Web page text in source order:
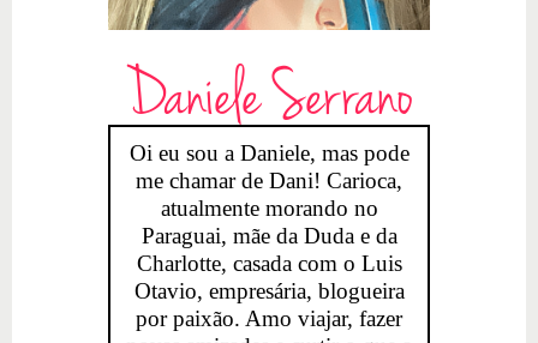
Daniele Serrano
Oi eu sou a Daniele, mas pode
me chamar de Dani! Carioca,
atualmente morando no
Paraguai, mãe da Duda e da
Charlotte, casada com o Luis
Otavio, empresária, blogueira
por paixão. Amo viajar, fazer